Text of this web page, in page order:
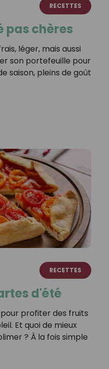
RECETTES
pas chères
léger, mais aussi
son portefeuille pour
saison, pleins de goût
RECETTES
d'été
pour profiter des fruits
Et quoi de mieux
? À la fois simple